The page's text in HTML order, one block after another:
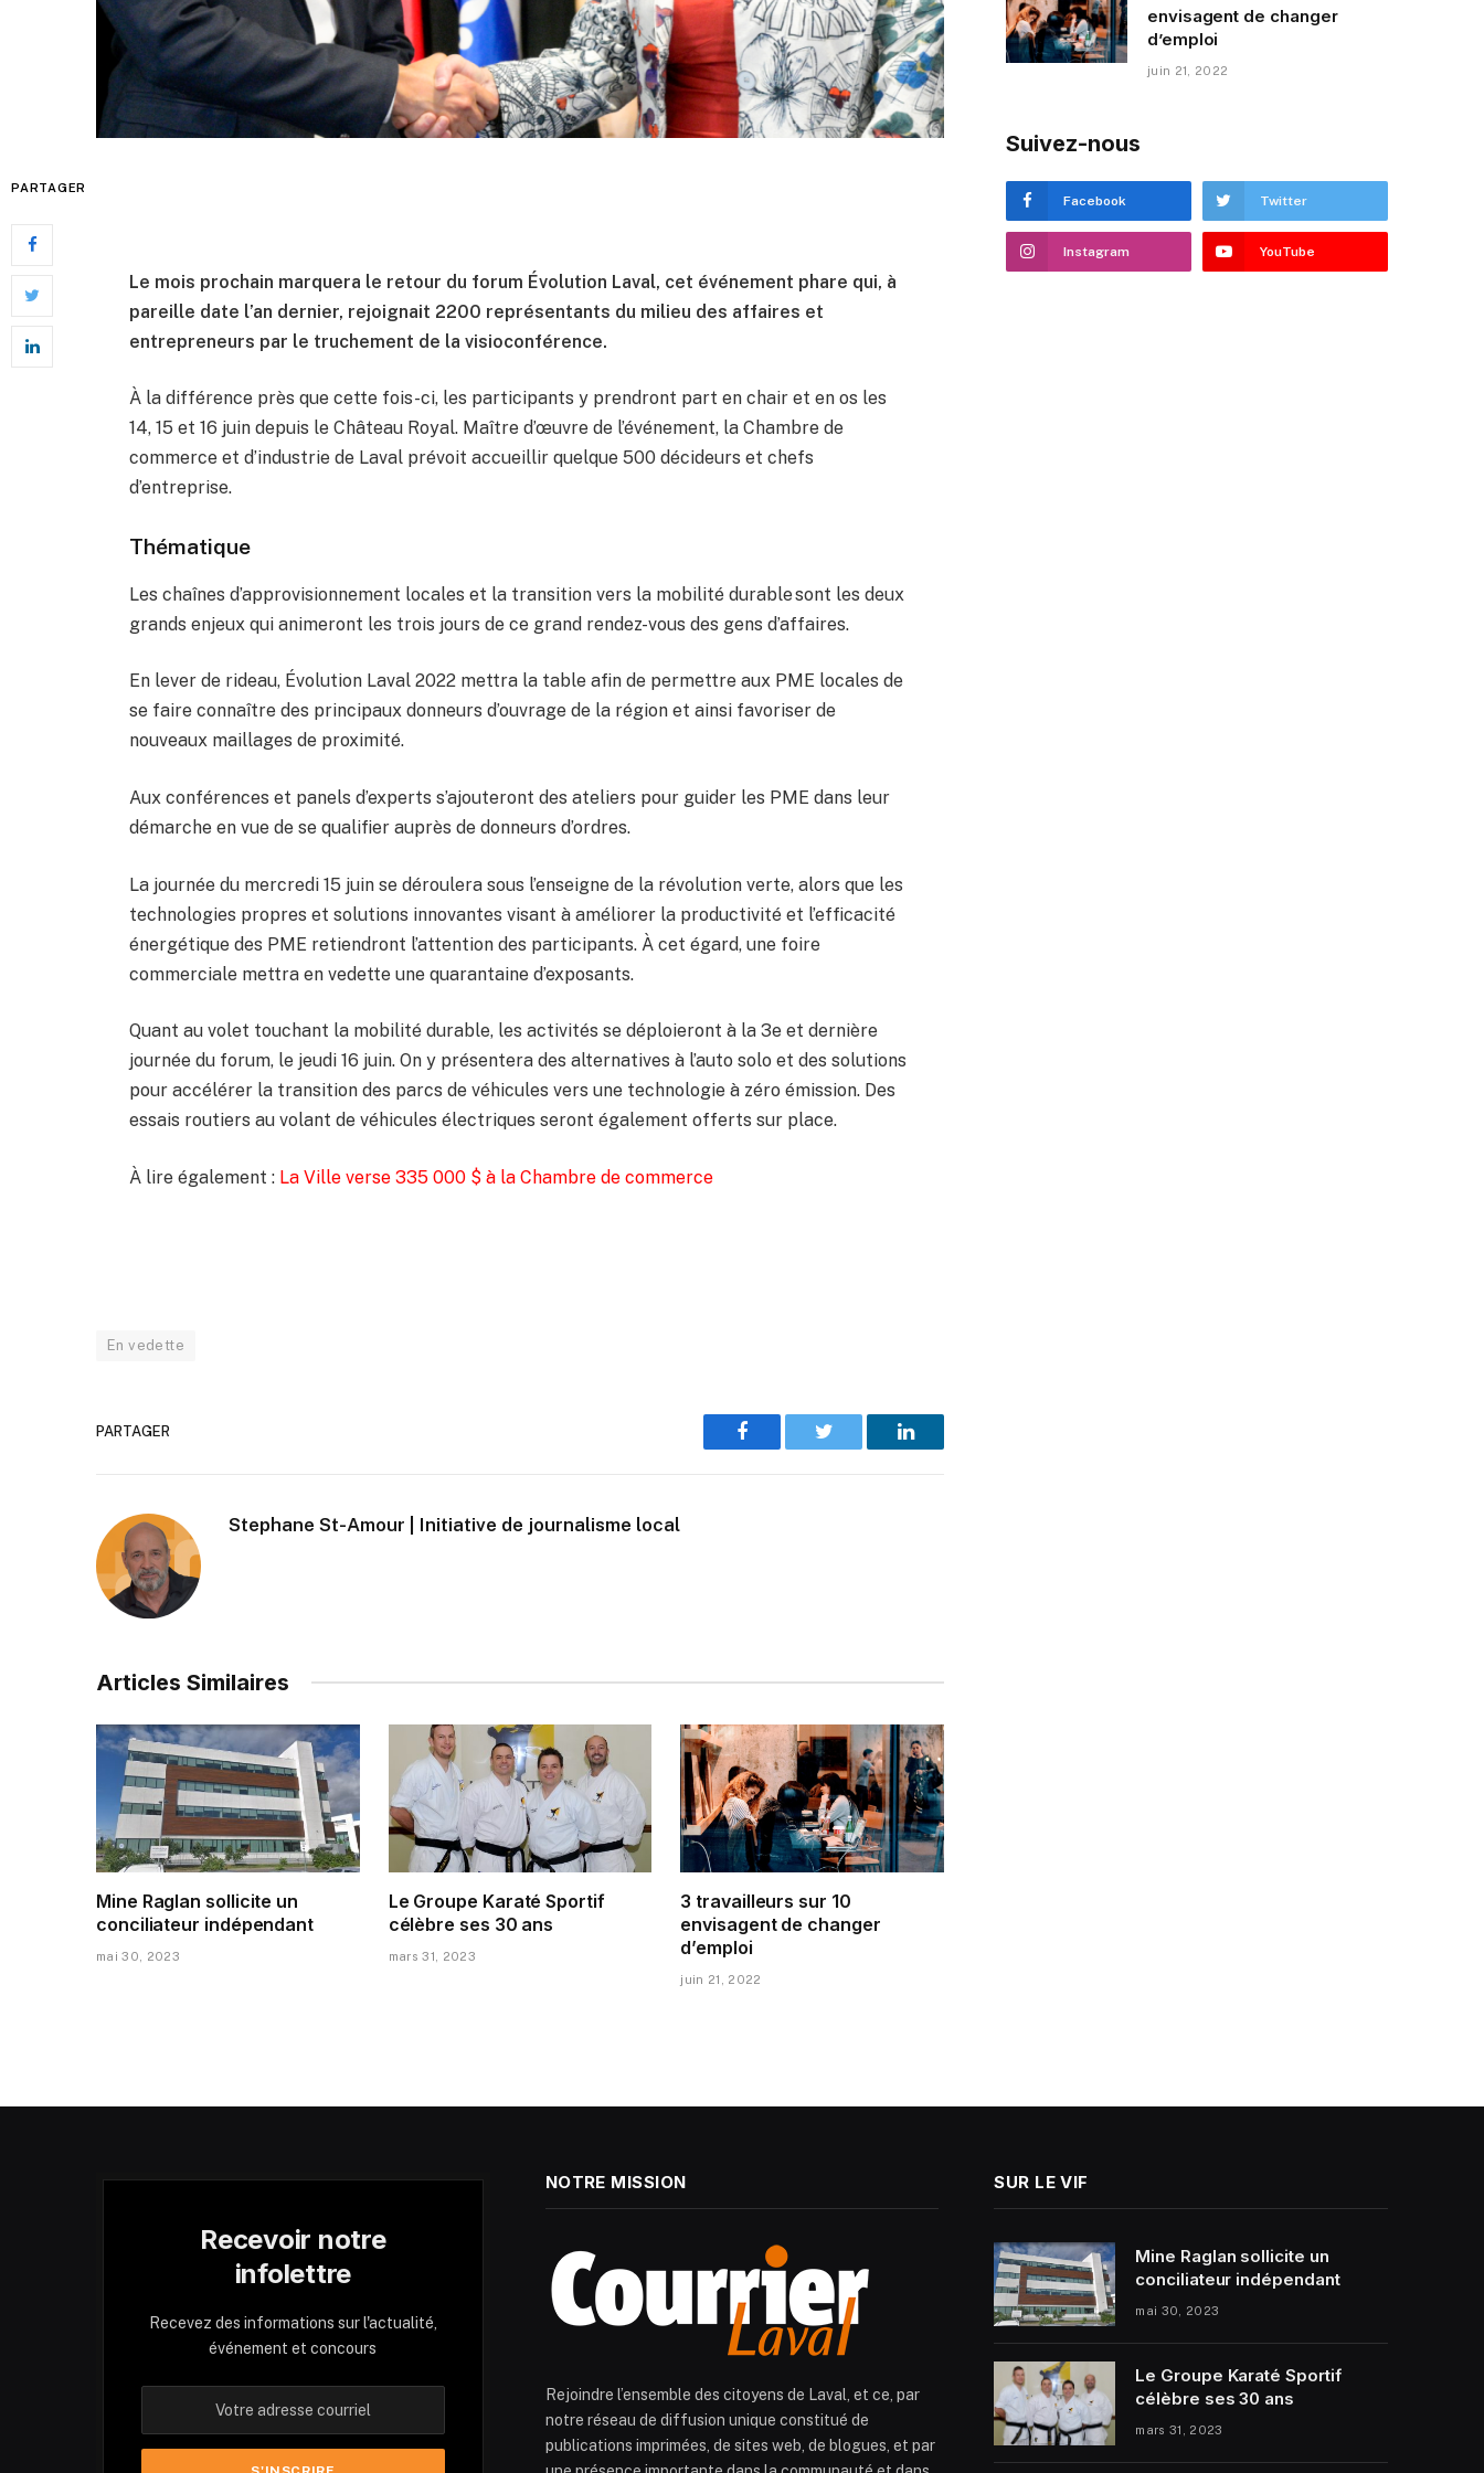
PARTAGER
Le mois prochain marquera le retour du forum Évolution Laval, cet événement phare qui, à
pareille date l’an dernier, rejoignait 2200 représentants du milieu des affaires et
entrepreneurs par le truchement de la visioconférence.
À la différence près que cette fois-ci, les participants y prendront part en chair et en os les
14, 15 et 16 juin depuis le Château Royal. Maître d’œuvre de l’événement, la Chambre de
commerce et d’industrie de Laval prévoit accueillir quelque 500 décideurs et chefs
d’entreprise.
Thématique
Les chaînes d’approvisionnement locales et la transition vers la mobilité durable sont les deux
grands enjeux qui animeront les trois jours de ce grand rendez-vous des gens d’affaires.
En lever de rideau, Évolution Laval 2022 mettra la table afin de permettre aux PME locales de
se faire connaître des principaux donneurs d’ouvrage de la région et ainsi favoriser de
nouveaux maillages de proximité.
Aux conférences et panels d’experts s’ajouteront des ateliers pour guider les PME dans leur
démarche en vue de se qualifier auprès de donneurs d’ordres.
La journée du mercredi 15 juin se déroulera sous l’enseigne de la révolution verte, alors que les
technologies propres et solutions innovantes visant à améliorer la productivité et l’efficacité
énergétique des PME retiendront l’attention des participants. À cet égard, une foire
commerciale mettra en vedette une quarantaine d’exposants.
Quant au volet touchant la mobilité durable, les activités se déploieront à la 3e et dernière
journée du forum, le jeudi 16 juin. On y présentera des alternatives à l’auto solo et des solutions
pour accélérer la transition des parcs de véhicules vers une technologie à zéro émission. Des
essais routiers au volant de véhicules électriques seront également offerts sur place.
À lire également : La Ville verse 335 000 $ à la Chambre de commerce
En vedette
PARTAGER
Facebook Twitter LinkedIn
Stephane St-Amour | Initiative de journalisme local
Articles Similaires
Mine Raglan sollicite un
conciliateur indépendant
mai 30, 2023
Le Groupe Karaté Sportif
célèbre ses 30 ans
mars 31, 2023
3 travailleurs sur 10
envisagent de changer
d’emploi
juin 21, 2022
envisagent de changer
d’emploi
juin 21, 2022
Suivez-nous
Facebook Twitter
Instagram YouTube
Recevoir notre
infolettre
Recevez des informations sur l'actualité,
événement et concours
NOTRE MISSION
Rejoindre l’ensemble des citoyens de Laval, et ce, par
notre réseau de diffusion unique constitué de
publications imprimées, de sites web, de blogues, et par
SUR LE VIF
Mine Raglan sollicite un
conciliateur indépendant
mai 30, 2023
Le Groupe Karaté Sportif
célèbre ses 30 ans
mars 31, 2023